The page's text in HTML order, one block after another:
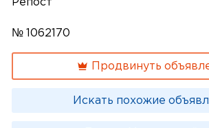
Репост
№ 1062170
Продвинуть
Искать похожие